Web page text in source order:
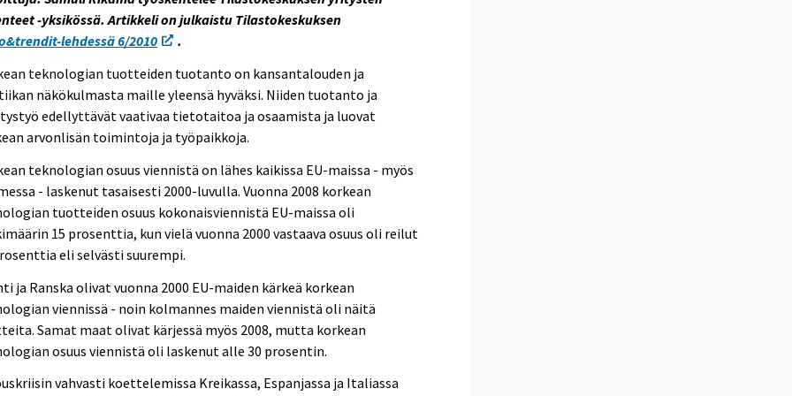
-yksikössä. Artikkeli on julkaistu Tilastokeskuksen
lehdessä 6/2010
.
teknologian tuotteiden tuotanto on kansantalouden ja
näkökulmasta maille yleensä hyväksi. Niiden tuotanto ja
edellyttävät vaativaa tietotaitoa ja osaamista ja luovat
arvonlisän toimintoja ja työpaikkoja.
teknologian osuus viennistä on lähes kaikissa EU-maissa - myös
- laskenut tasaisesti 2000-luvulla. Vuonna 2008 korkean
tuotteiden osuus kokonaisviennistä EU-maissa oli
15 prosenttia, kun vielä vuonna 2000 vastaava osuus oli reilut
eli selvästi suurempi.
ja Ranska olivat vuonna 2000 EU-maiden kärkeä korkean
viennissä - noin kolmannes maiden viennistä oli näitä
Samat maat olivat kärjessä myös 2008, mutta korkean
osuus viennistä oli laskenut alle 30 prosentin.
vahvasti koettelemissa Kreikassa, Espanjassa ja Italiassa